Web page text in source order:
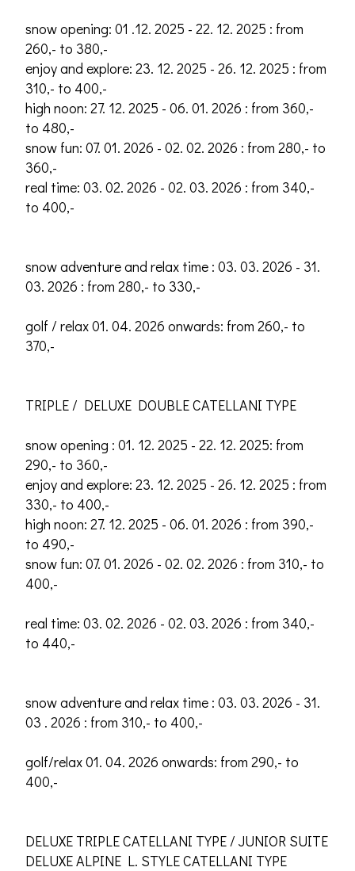
snow opening: 01 .12. 2025 - 22. 12. 2025 : from
260,- to 380,-
enjoy and explore: 23. 12. 2025 - 26. 12. 2025 : from
310,- to 400,-
high noon: 27. 12. 2025 - 06. 01. 2026 : from 360,-
to 480,-
snow fun: 07. 01. 2026 - 02. 02. 2026 : from 280,- to
360,-
real time: 03. 02. 2026 - 02. 03. 2026 : from 340,-
to 400,-
snow adventure and relax time : 03. 03. 2026 - 31.
03. 2026 : from 280,- to 330,-
golf / relax 01. 04. 2026 onwards: from 260,- to
370,-
TRIPLE / DELUXE DOUBLE CATELLANI TYPE
snow opening : 01. 12. 2025 - 22. 12. 2025: from
290,- to 360,-
enjoy and explore: 23. 12. 2025 - 26. 12. 2025 : from
330,- to 400,-
high noon: 27. 12. 2025 - 06. 01. 2026 : from 390,-
to 490,-
snow fun: 07. 01. 2026 - 02. 02. 2026 : from 310,- to
400,-
real time: 03. 02. 2026 - 02. 03. 2026 : from 340,-
to 440,-
snow adventure and relax time : 03. 03. 2026 - 31.
03 . 2026 : from 310,- to 400,-
golf/relax 01. 04. 2026 onwards: from 290,- to
400,-
DELUXE TRIPLE CATELLANI TYPE / JUNIOR SUITE
DELUXE ALPINE L. STYLE CATELLANI TYPE